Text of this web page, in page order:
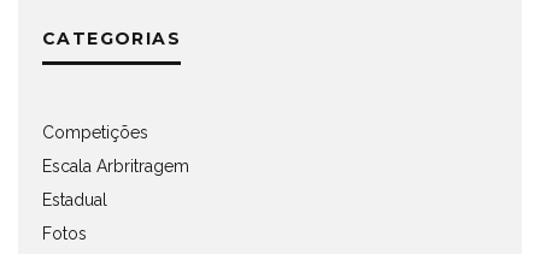
CATEGORIAS
Competições
Escala Arbritragem
Estadual
Fotos